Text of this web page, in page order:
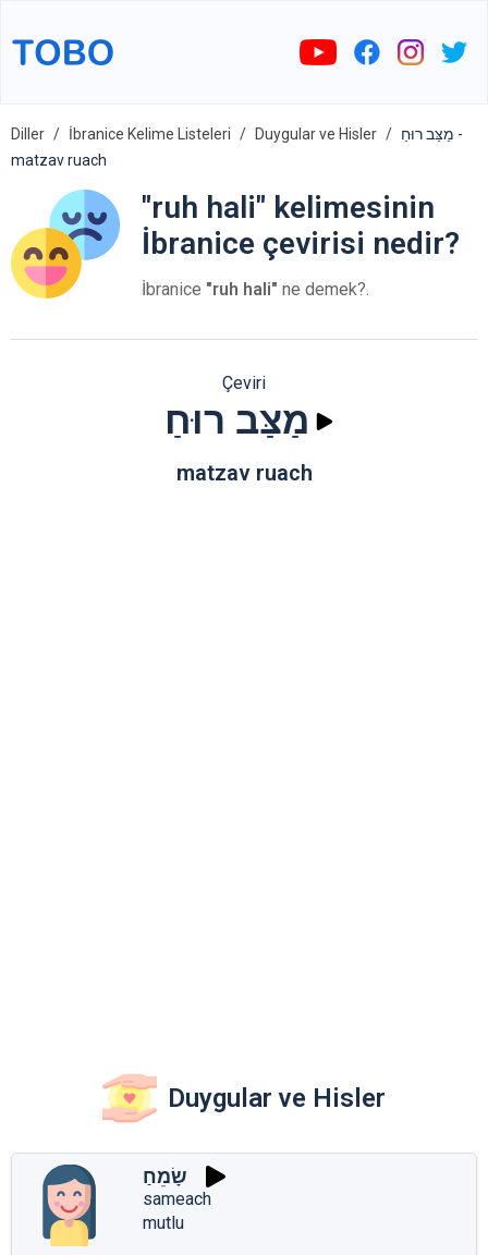
Diller İbranice Kelime Listeleri Duygular ve Hisler
מַצַּב רוּחַ -
matzav ruach
"ruh hali" kelimesinin
İbranice çevirisi nedir?
İbranice "ruh hali" ne demek?.
Çeviri
מַצַּב רוּחַ
matzav ruach
Duygular ve Hisler
שָׂמֵחַ
sameach
mutlu